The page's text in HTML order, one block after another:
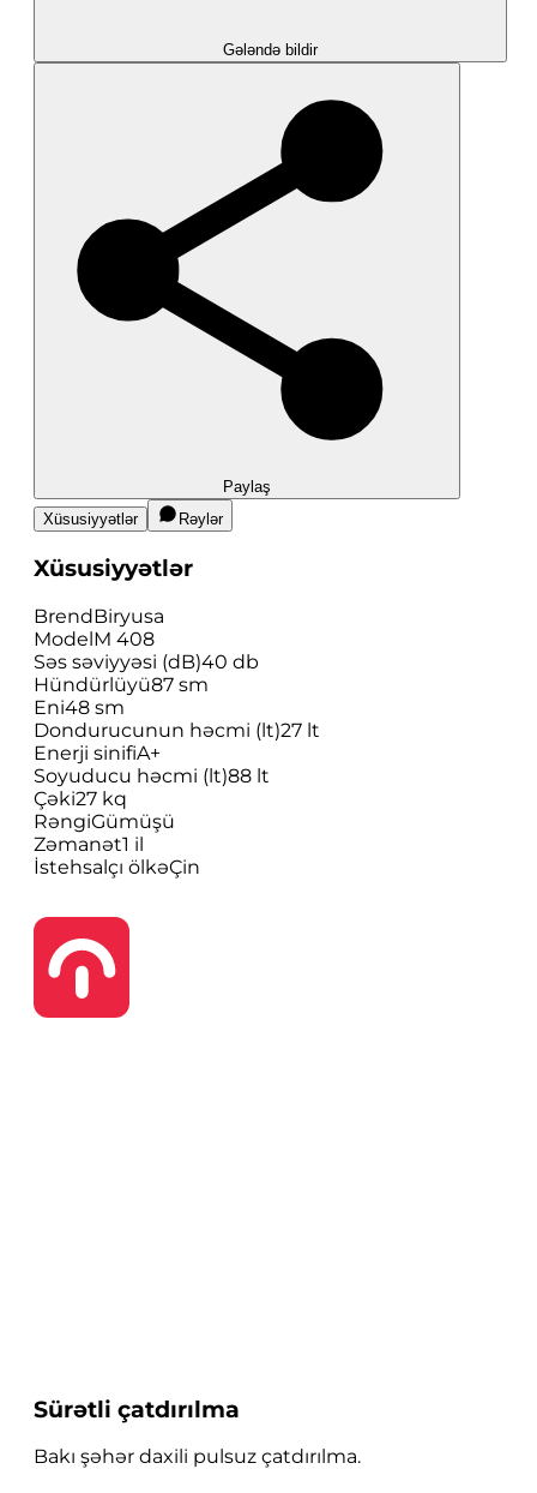
Gələndə bildir
Paylaş
Xüsusiyyətlər
Rəylər
Xüsusiyyətlər
BrendBiryusa
ModelM 408
Səs səviyyəsi (dB)40 db
Hündürlüyü87 sm
Eni48 sm
Dondurucunun həcmi (lt)27 lt
Enerji sinifiA+
Soyuducu həcmi (lt)88 lt
Çəki27 kq
RəngiGümüşü
Zəmanət1 il
İstehsalçı ölkəÇin
Sürətli çatdırılma
Bakı şəhər daxili pulsuz çatdırılma.